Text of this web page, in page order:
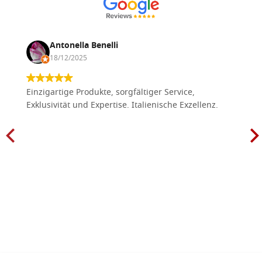
Antonella Benelli
18/12/2025
Einzigartige Produkte, sorgfältiger Service,
Exklusivität und Expertise. Italienische Exzellenz.